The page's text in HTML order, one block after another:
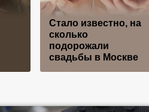
Стало известно, на
сколько
подорожали
свадьбы в Москве